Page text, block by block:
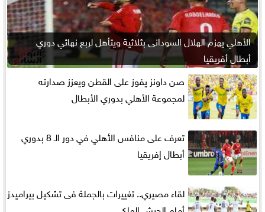
الأهلي يهزم الهلال السودانى بثلاثية ويتأهل لربع نهائي دوري
أبطال أفريقيا
صن داونز يفوز على القطن ويعزز صدارته
لمجموعة الأهلي بدوري الأبطال
تعرف على منافس الأهلي في دور الـ 8 بدوري
أبطال إفريقيا
لقاء مصيري.. تغييرات بالجملة فى تشكيل بيراميدز